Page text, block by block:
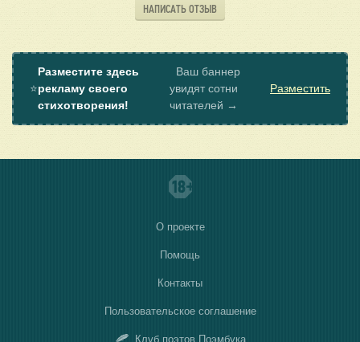
НАПИСАТЬ ОТЗЫВ
⭐
Разместите здесь
рекламу своего
стихотворения!
Ваш баннер
увидят сотни
читателей →
Разместить
О проекте
Помощь
Контакты
Пользовательское соглашение
Клуб поэтов Поэмбука